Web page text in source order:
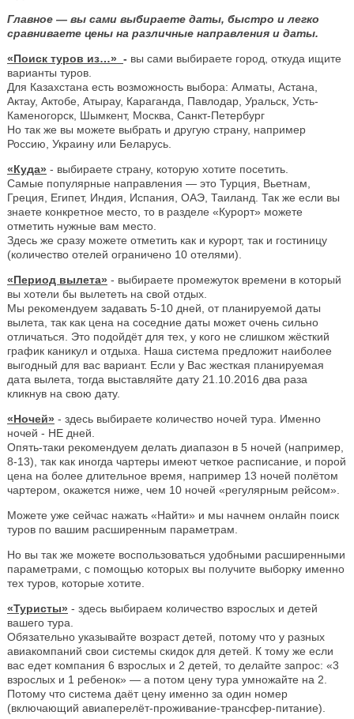
Главное — вы сами выбираете даты, быстро и легко
сравниваете цены на различные направления и даты.
«Поиск туров из…» - вы сами выбираете город, откуда ищите
варианты туров.
Для Казахстана есть возможность выбора: Алматы, Астана,
Актау, Актобе, Атырау, Караганда, Павлодар, Уральск, Усть-
Каменогорск, Шымкент, Москва, Санкт-Петербург
Но так же вы можете выбрать и другую страну, например
Россию, Украину или Беларусь.
«Куда» - выбираете страну, которую хотите посетить.
Самые популярные направления — это Турция, Вьетнам,
Греция, Египет, Индия, Испания, ОАЭ, Таиланд. Так же если вы
знаете конкретное место, то в разделе «Курорт» можете
отметить нужные вам место.
Здесь же сразу можете отметить как и курорт, так и гостиницу
(количество отелей ограничено 10 отелями).
«Период вылета» - выбираете промежуток времени в который
вы хотели бы вылететь на свой отдых.
Мы рекомендуем задавать 5-10 дней, от планируемой даты
вылета, так как цена на соседние даты может очень сильно
отличаться. Это подойдёт для тех, у кого не слишком жёсткий
график каникул и отдыха. Наша система предложит наиболее
выгодный для вас вариант. Если у Вас жесткая планируемая
дата вылета, тогда выставляйте дату 21.10.2016 два раза
кликнув на свою дату.
«Ночей» - здесь выбираете количество ночей тура. Именно
ночей - НЕ дней.
Опять-таки рекомендуем делать диапазон в 5 ночей (например,
8-13), так как иногда чартеры имеют четкое расписание, и порой
цена на более длительное время, например 13 ночей полётом
чартером, окажется ниже, чем 10 ночей «регулярным рейсом».
Можете уже сейчас нажать «Найти» и мы начнем онлайн поиск
туров по вашим расширенным параметрам.
Но вы так же можете воспользоваться удобными расширенными
параметрами, с помощью которых вы получите выборку именно
тех туров, которые хотите.
«Туристы» - здесь выбираем количество взрослых и детей
вашего тура.
Обязательно указывайте возраст детей, потому что у разных
авиакомпаний свои системы скидок для детей. К тому же если
вас едет компания 6 взрослых и 2 детей, то делайте запрос: «3
взрослых и 1 ребенок» — а потом цену тура умножайте на 2.
Потому что система даёт цену именно за один номер
(включающий авиаперелёт-проживание-трансфер-питание).